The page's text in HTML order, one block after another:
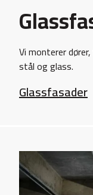
Vi monterer
stål og glass.
Glassfasader